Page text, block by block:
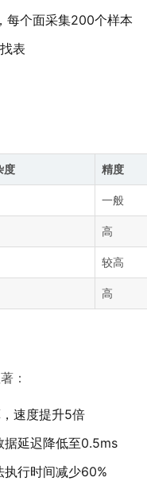
每个面采集200个样本
表
度 精度
一般
高
较高
高
：
速度提升5倍
据延迟降低至0.5ms
执行时间减少60%